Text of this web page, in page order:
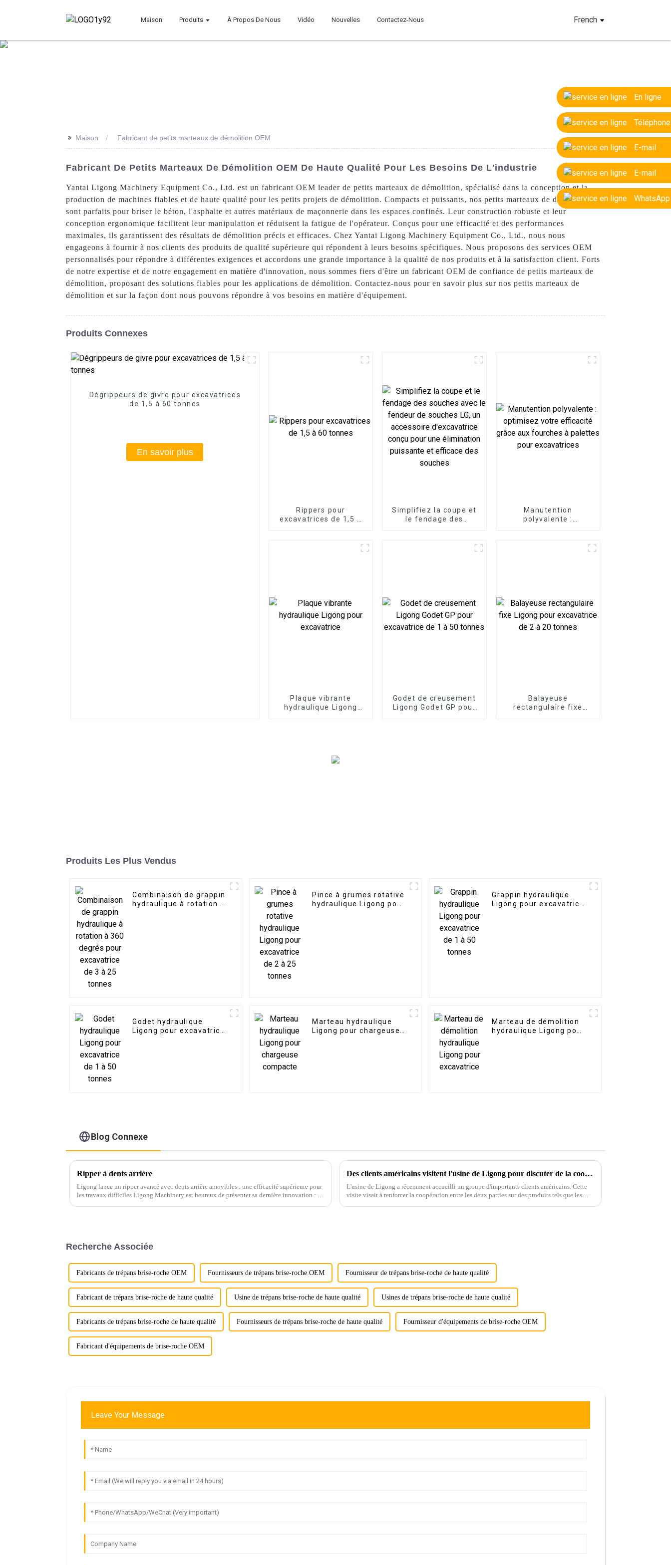
Maison Produits À Propos De Nous Vidéo Nouvelles Contactez-Nous French
En ligne
Téléphone
E-mail
E-mail
WhatsApp
>> Maison Fabricant de petits marteaux de démolition OEM
Fabricant De Petits Marteaux De Démolition OEM De Haute Qualité Pour Les Besoins De L'industrie
Yantai Ligong Machinery Equipment Co., Ltd. est un fabricant OEM leader de petits marteaux de démolition, spécialisé dans la conception et la
production de machines fiables et de haute qualité pour les petits projets de démolition. Compacts et puissants, nos petits marteaux de démolition
sont parfaits pour briser le béton, l'asphalte et autres matériaux de maçonnerie dans les espaces confinés. Leur construction robuste et leur
conception ergonomique facilitent leur manipulation et réduisent la fatigue de l'opérateur. Conçus pour une efficacité et des performances
maximales, ils garantissent des résultats de démolition précis et efficaces. Chez Yantai Ligong Machinery Equipment Co., Ltd., nous nous
engageons à fournir à nos clients des produits de qualité supérieure qui répondent à leurs besoins spécifiques. Nous proposons des services OEM
personnalisés pour répondre à différentes exigences et accordons une grande importance à la qualité de nos produits et à la satisfaction client. Forts
de notre expertise et de notre engagement en matière d'innovation, nous sommes fiers d'être un fabricant OEM de confiance de petits marteaux de
démolition, proposant des solutions fiables pour les applications de démolition. Contactez-nous pour en savoir plus sur nos petits marteaux de
démolition et sur la façon dont nous pouvons répondre à vos besoins en matière d'équipement.
Produits Connexes
Dégrippeurs de givre pour excavatrices
de 1,5 à 60 tonnes
En savoir plus
Rippers pour
excavatrices de 1,5 à
Simplifiez la coupe et
le fendage des
Manutention
polyvalente :
Plaque vibrante
hydraulique Ligong
Godet de creusement
Ligong Godet GP pour
Balayeuse
rectangulaire fixe
Produits Les Plus Vendus
Combinaison de grappin
hydraulique à rotation à
Pince à grumes rotative
hydraulique Ligong pour
Grappin hydraulique
Ligong pour excavatrice
Godet hydraulique
Ligong pour excavatrice
Marteau hydraulique
Ligong pour chargeuse
Marteau de démolition
hydraulique Ligong pour
Blog Connexe
Ripper à dents arrière
Ligong lance un ripper avancé avec dents arrière amovibles : une efficacité supérieure pour
les travaux difficiles Ligong Machinery est heureux de présenter sa dernière innovation : le
Des clients américains visitent l'usine de Ligong pour discuter de la coopération concernant les accessoires d'excavatrice
L'usine de Ligong a récemment accueilli un groupe d'importants clients américains. Cette
visite visait à renforcer la coopération entre les deux parties sur des produits tels que les
Recherche Associée
Fabricants de trépans brise-roche OEM Fournisseurs de trépans brise-roche OEM Fournisseur de trépans brise-roche de haute qualité
Fabricant de trépans brise-roche de haute qualité Usine de trépans brise-roche de haute qualité Usines de trépans brise-roche de haute qualité
Fabricants de trépans brise-roche de haute qualité Fournisseurs de trépans brise-roche de haute qualité Fournisseur d'équipements de brise-roche OEM
Fabricant d'équipements de brise-roche OEM
Leave Your Message